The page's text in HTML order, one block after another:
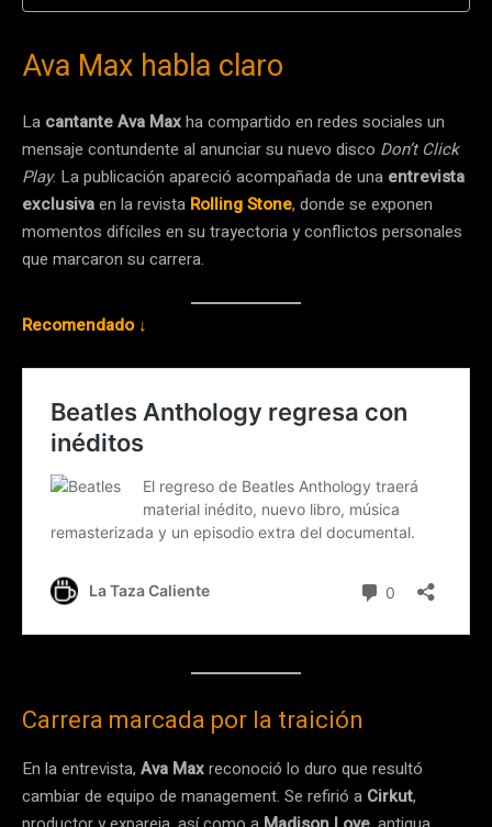
Ava Max habla claro
La cantante Ava Maxha compartido en redes sociales un
mensaje contundente al anunciar su nuevo disco Don’t Click
Play. La publicación apareció acompañada de una entrevista
exclusivaen la revista Rolling Stone, donde se exponen
momentos difíciles en su trayectoria y conflictos personales
que marcaron su carrera.
Recomendado ↓
Carrera marcada por la traición
En la entrevista, Ava Maxreconoció lo duro que resultó
cambiar de equipo de management. Se refirió a Cirkut,